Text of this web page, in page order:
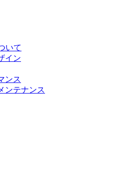
いて
イン
ンス
ンテナンス